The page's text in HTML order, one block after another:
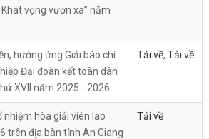
vọng vươn xa” năm
hưởng ứng Giải báo chí
Đại đoàn kết toàn dân
XVII năm 2025 - 2026
Tải về, Tải về
nhiệm hòa giải viên lao
trên địa bàn tỉnh An Giang
Tải về